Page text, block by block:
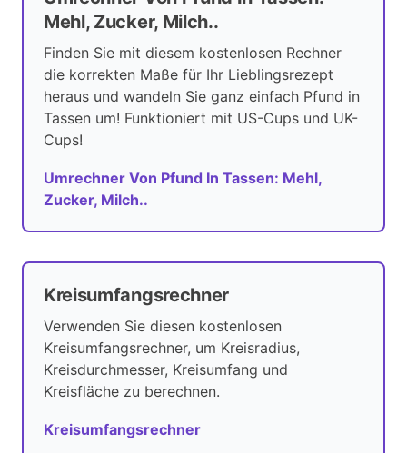
Mehl, Zucker, Milch..
Finden Sie mit diesem kostenlosen Rechner
die korrekten Maße für Ihr Lieblingsrezept
heraus und wandeln Sie ganz einfach Pfund in
Tassen um! Funktioniert mit US-Cups und UK-
Cups!
Umrechner Von Pfund In Tassen: Mehl,
Zucker, Milch..
Kreisumfangsrechner
Verwenden Sie diesen kostenlosen
Kreisumfangsrechner, um Kreisradius,
Kreisdurchmesser, Kreisumfang und
Kreisfläche zu berechnen.
Kreisumfangsrechner